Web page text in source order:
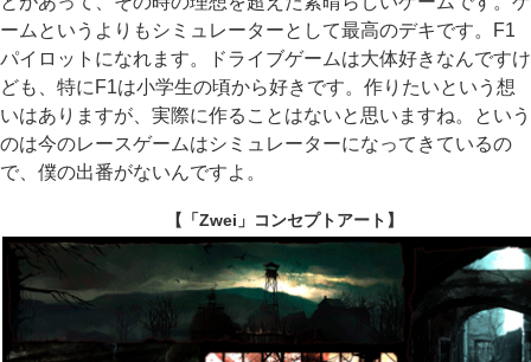
ームというよりもシミュレーターとして最高のデキです。F1
パイロットになれます。ドライブゲームは大体好きなんですけ
ども、特にF1は小学生の頃から好きです。作りたいという想
いはありますが、実際に作ることはないと思いますね。という
のは今のレースゲームはシミュレーターになってきているの
で、僕の出番がないんですよ。
【「Zwei」コンセプトアート】